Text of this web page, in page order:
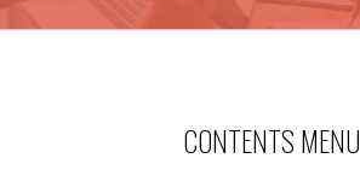
CONTENTS MENU